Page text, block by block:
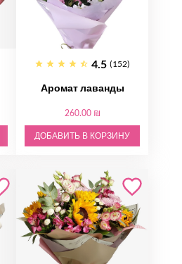
4.5 (152)
Аромат лаванды
260.00 ₪
ДОБАВИТЬ В КОРЗИНУ